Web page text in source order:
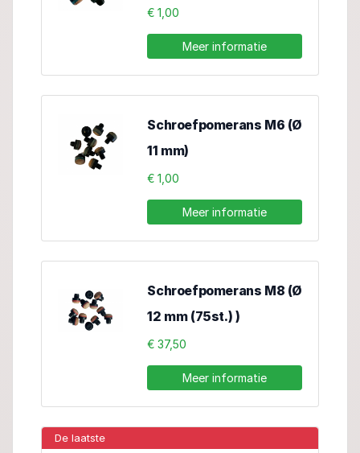
€ 1,00
Meer informatie
Schroefpomerans M6 (Ø
11 mm)
€ 1,00
Meer informatie
Schroefpomerans M8 (Ø
12 mm (75st.) )
€ 37,50
Meer informatie
De laatste